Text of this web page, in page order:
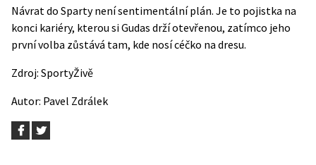
Návrat do Sparty není sentimentální plán. Je to pojistka na
konci kariéry, kterou si Gudas drží otevřenou, zatímco jeho
první volba zůstává tam, kde nosí céčko na dresu.
Zdroj: SportyŽivě
Autor: Pavel Zdrálek